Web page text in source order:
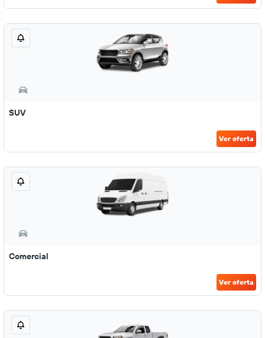
SUV
Ver oferta
Comercial
Ver oferta